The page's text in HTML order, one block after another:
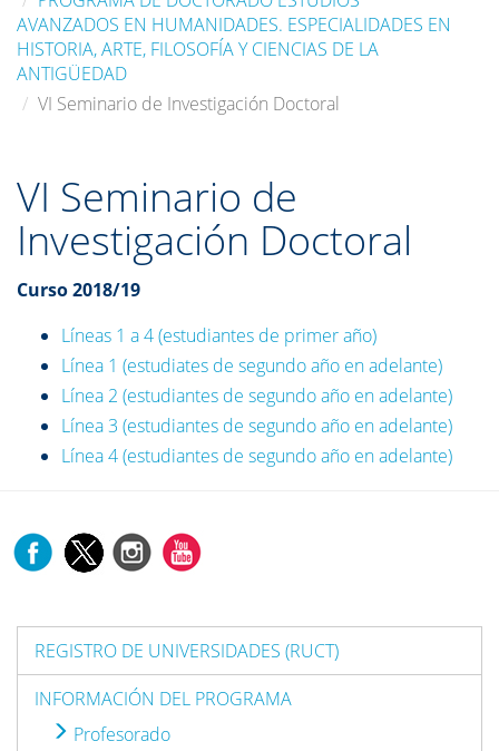
AVANZADOS EN HUMANIDADES. ESPECIALIDADES EN
HISTORIA, ARTE, FILOSOFÍA Y CIENCIAS DE LA
ANTIGÜEDAD
VI Seminario de Investigación Doctoral
VI Seminario de
Investigación Doctoral
Curso 2018/19
Líneas 1 a 4 (estudiantes de primer año)
Línea 1 (estudiates de segundo año en adelante)
Línea 2 (estudiantes de segundo año en adelante)
Línea 3 (estudiantes de segundo año en adelante)
Línea 4 (estudiantes de segundo año en adelante)
REGISTRO DE UNIVERSIDADES (RUCT)
INFORMACIÓN DEL PROGRAMA
Profesorado